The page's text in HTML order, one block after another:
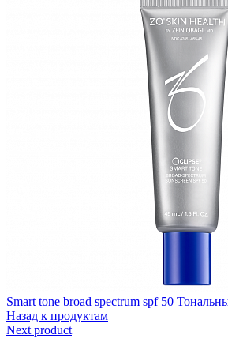
Smart tone broad spectrum spf 50
Назад к продуктам
Next product